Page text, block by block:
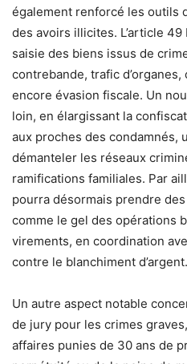
également renforcé les outils
des avoirs illicites. L’article
saisie des biens issus de
contrebande, trafic
encore évasion fiscale. Un
loin, en élargissant la
aux proches des condamnés,
démanteler les réseaux
ramifications familiales. Par
pourra désormais prendre
comme le gel des opérations
virements, en coordination
contre le blanchiment d’argent.
Un autre aspect notable
de jury pour les crimes
affaires punies de 30 ans de